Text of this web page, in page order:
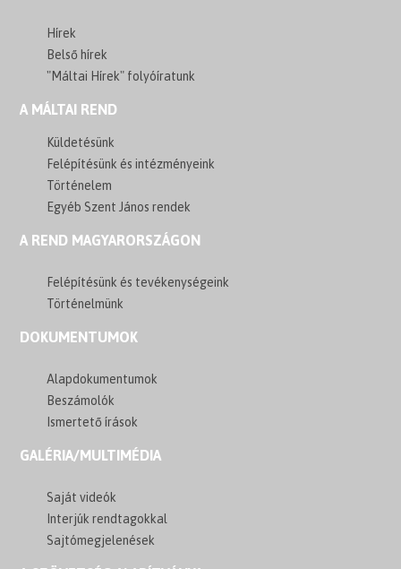
Hírek
Belső hírek
"Máltai Hírek" folyóíratunk
A MÁLTAI REND
Küldetésünk
Felépítésünk és intézményeink
Történelem
Egyéb Szent János rendek
A REND MAGYARORSZÁGON
Felépítésünk és tevékenységeink
Történelmünk
DOKUMENTUMOK
Alapdokumentumok
Beszámolók
Ismertető írások
GALÉRIA/MULTIMÉDIA
Saját videók
Interjúk rendtagokkal
Sajtómegjelenések